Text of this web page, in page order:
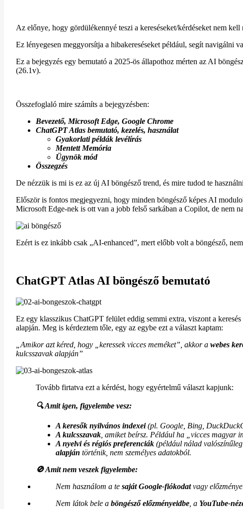
Az előnye, hogy gördülékennyé teszi a kereséseket/kérdéseket nem
Ez lényegesen meggyorsítja a hibakereséseket például, segít navigálni
Ez a bejegyzés egy bemutató a 2025-ös állapothoz mérten az AI
(26.1v).
Összefoglaló mire számíts a bejegyzésben:
Bevezető, Microsoft Edge, Google Chrome
ChatGPT Atlas bemutató, kezelés, használat
Gyakorlati példák levélírás
Mentett Memória
Ügynök mód
Összegzés
De nézzük is mi is ez az új AI böngésző trend, és mire tudod te
Először is fontos megjegyezni, hogy minden böngésző képes AI
Microsoft Edge-nek is ott van a jobb felső sarkában a Copilot, de nem
Ezért is ez inkább csak „AI-enhanced”, mert előbb volt a böngésző,
ChatGPT Atlas AI böngésző bemutató
Ez egy klasszikus ChatGPT felület eddig semmi extra, viszont a
alapján. Meg is kérdeztem tőle, egy az egybe ezt a választ kaptam:
„Amikor azt kéred, hogy „keressek vicces meméket”, akkor a webes
kulcsszavak alapján”
Tovább firtatva ezt a kérdést, hogy egyértelmű választ kapjunk:
🔍Amit igen, figyelembe vesz:
A keresők nyilvános indexei(pl. Google, Bing,
A kulcsszavak , amiket beírsz. Például ha „vicces magyar
A nyelvi és régiós preferenciák (például nálad valószínűleg
alapján történik, nem személyes adatokból.
🚫Amit nem veszek figyelembe:
Nem használom a te saját Google-fiókodatvagy
Nem látok bele a böngésző előzményeidbe , a YouTube-